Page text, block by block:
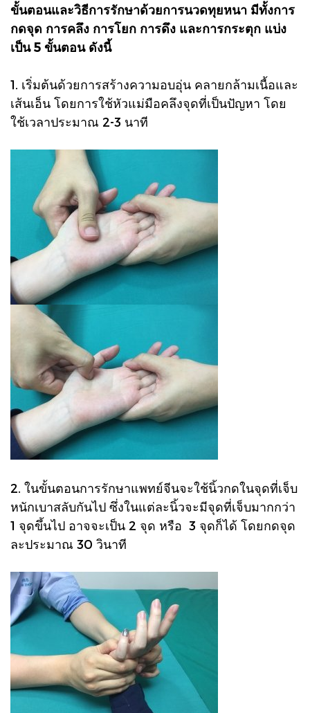
ขั้นตอนและวิธีการรักษาด้วยการนวดทุยหนา มีทั้งการ
กดจุด การคลึง การโยก การดึง และการกระตุก แบ่ง
เป็น 5 ขั้นตอน ดังนี้
1. เริ่มต้นด้วยการสร้างความอบอุ่น คลายกล้ามเนื้อและ
เส้นเอ็น โดยการใช้หัวแม่มือคลึงจุดที่เป็นปัญหา โดย
ใช้เวลาประมาณ 2-3 นาที
2. ในขั้นตอนการรักษาแพทย์จีนจะใช้นิ้วกดในจุดที่เจ็บ
หนักเบาสลับกันไป ซึ่งในแต่ละนิ้วจะมีจุดที่เจ็บมากกว่า
1 จุดขึ้นไป อาจจะเป็น 2 จุด หรือ 3 จุดก็ได้ โดยกดจุด
ละประมาณ 30 วินาที